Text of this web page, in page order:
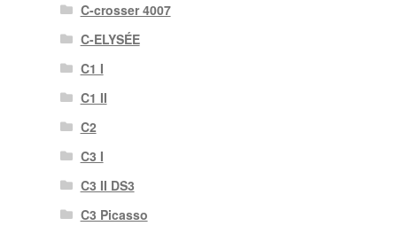
C-crosser 4007
C-ELYSÉE
C1 I
C1 II
C2
C3 I
C3 II DS3
C3 Picasso